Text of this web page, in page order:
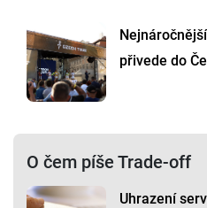
přivede do
O čem píše Trade-off
Uhrazení